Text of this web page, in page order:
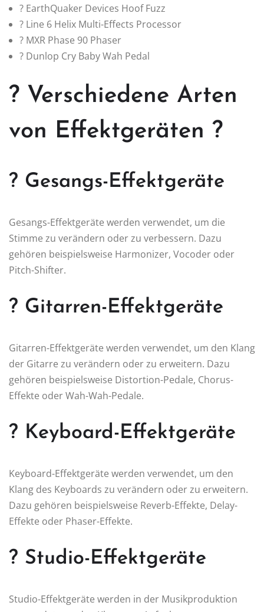
?️ EarthQuaker Devices Hoof Fuzz
? Line 6 Helix Multi-Effects Processor
? MXR Phase 90 Phaser
? Dunlop Cry Baby Wah Pedal
? Verschiedene Arten
von Effektgeräten ?
? Gesangs-Effektgeräte
Gesangs-Effektgeräte werden verwendet, um die
Stimme zu verändern oder zu verbessern. Dazu
gehören beispielsweise Harmonizer, Vocoder oder
Pitch-Shifter.
? Gitarren-Effektgeräte
Gitarren-Effektgeräte werden verwendet, um den Klang
der Gitarre zu verändern oder zu erweitern. Dazu
gehören beispielsweise Distortion-Pedale, Chorus-
Effekte oder Wah-Wah-Pedale.
? Keyboard-Effektgeräte
Keyboard-Effektgeräte werden verwendet, um den
Klang des Keyboards zu verändern oder zu erweitern.
Dazu gehören beispielsweise Reverb-Effekte, Delay-
Effekte oder Phaser-Effekte.
? Studio-Effektgeräte
Studio-Effektgeräte werden in der Musikproduktion